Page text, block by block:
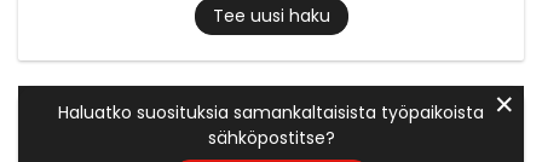
Tee uusi haku
Haluatko suosituksia samankaltaisista työpaikoista
sähköpostitse?
✕